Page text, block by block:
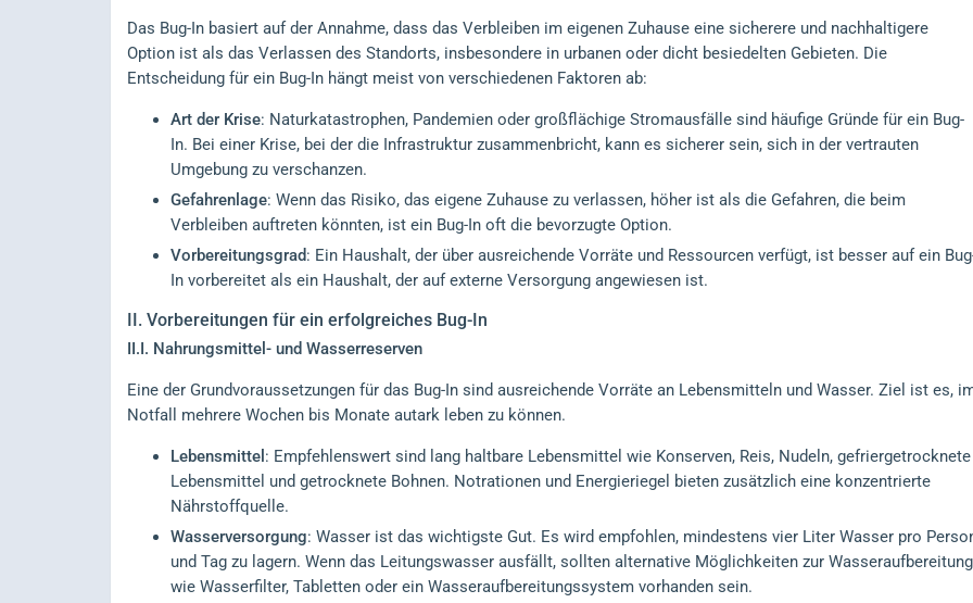
Das Bug-In basiert auf der Annahme, dass das Verbleiben im eigenen Zuhause eine sicherere und nachhaltigere
Option ist als das Verlassen des Standorts, insbesondere in urbanen oder dicht besiedelten Gebieten. Die
Entscheidung für ein Bug-In hängt meist von verschiedenen Faktoren ab:
Art der Krise: Naturkatastrophen, Pandemien oder großflächige Stromausfälle sind häufige Gründe für ein Bug-
In. Bei einer Krise, bei der die Infrastruktur zusammenbricht, kann es sicherer sein, sich in der vertrauten
Umgebung zu verschanzen.
Gefahrenlage: Wenn das Risiko, das eigene Zuhause zu verlassen, höher ist als die Gefahren, die beim
Verbleiben auftreten könnten, ist ein Bug-In oft die bevorzugte Option.
Vorbereitungsgrad: Ein Haushalt, der über ausreichende Vorräte und Ressourcen verfügt, ist besser auf ein
In vorbereitet als ein Haushalt, der auf externe Versorgung angewiesen ist.
II. Vorbereitungen für ein erfolgreiches Bug-In
II.I. Nahrungsmittel- und Wasserreserven
Eine der Grundvoraussetzungen für das Bug-In sind ausreichende Vorräte an Lebensmitteln und Wasser. Ziel ist es,
Notfall mehrere Wochen bis Monate autark leben zu können.
Lebensmittel : Empfehlenswert sind lang haltbare Lebensmittel wie Konserven, Reis, Nudeln, gefriergetrocknete
Lebensmittel und getrocknete Bohnen. Notrationen und Energieriegel bieten zusätzlich eine konzentrierte
Nährstoffquelle.
Wasserversorgung: Wasser ist das wichtigste Gut. Es wird empfohlen, mindestens vier Liter Wasser pro
und Tag zu lagern. Wenn das Leitungswasser ausfällt, sollten alternative Möglichkeiten zur Wasseraufbereitung
wie Wasserfilter, Tabletten oder ein Wasseraufbereitungssystem vorhanden sein.